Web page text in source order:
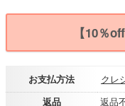
【10％
お支払方法 クレ
返品
返品